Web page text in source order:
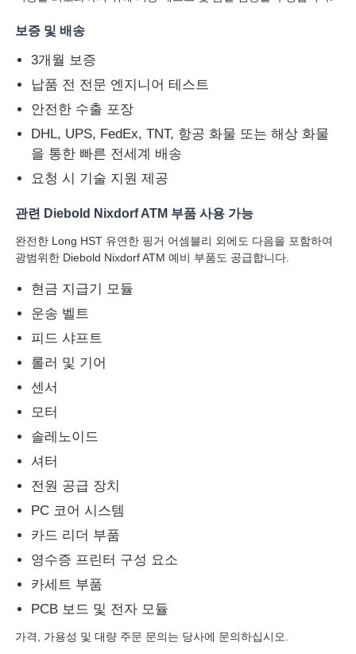
디볼드 ATM 부품
NCR ATM 부품
Wincor ATM 부품
후지쓰 ATM 부품
히타치 ATM 부품
GRG ATM 부분
Glory NMD ATM 부품
OKI ATM 부품
Genmega ATM 부품
빌 수락자
지폐 분류기
지폐계수기
보증 및 배송
3개월 보증
납품 전 전문 엔지니어 테스트
안전한 수출 포장
DHL, UPS, FedEx, TNT, 항공 화물 또는 해상 화물
을 통한 빠른 전세계 배송
요청 시 기술 지원 제공
관련 Diebold Nixdorf ATM 부품 사용 가능
완전한 Long HST 유연한 핑거 어셈블리 외에도 다음을 포함하여
광범위한 Diebold Nixdorf ATM 예비 부품도 공급합니다.
현금 지급기 모듈
운송 벨트
피드 샤프트
롤러 및 기어
센서
모터
솔레노이드
셔터
전원 공급 장치
PC 코어 시스템
카드 리더 부품
영수증 프린터 구성 요소
카세트 부품
PCB 보드 및 전자 모듈
가격, 가용성 및 대량 주문 문의는 당사에 문의하십시오.